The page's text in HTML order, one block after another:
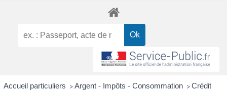
Accueil particuliers > Argent - Impôts - Consommation > Crédit